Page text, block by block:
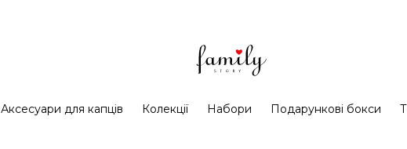
Аксесуари для капців Колекції Набори Подарункові бокси